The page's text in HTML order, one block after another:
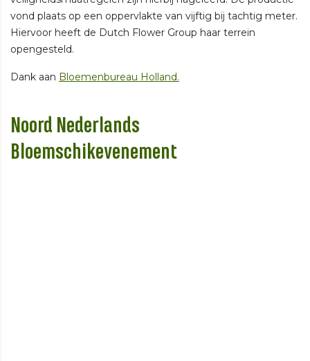
vond plaats op een oppervlakte van vijftig bij tachtig meter.
Hiervoor heeft de Dutch Flower Group haar terrein
opengesteld.
Dank aan Bloemenbureau Holland.
Noord Nederlands
Bloemschikevenement